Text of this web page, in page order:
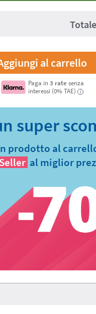
Totale
Paga in 3 rate senza
interessi (0% TAE)
i
prodotto al
al miglior